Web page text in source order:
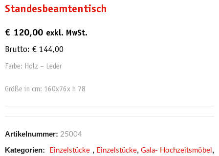
Standesbeamtentisch
€ 120,00 exkl. MwSt.
Brutto: € 144,00
Farbe: Holz – Leder
Größe in cm: 160x76x h 78
Artikelnummer: 25004
Kategorien: Einzelstücke , Einzelstücke, Gala- Hochzeitsmöbel ,